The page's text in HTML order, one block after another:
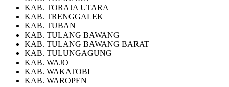
KAB. TORAJA UTARA
KAB. TRENGGALEK
KAB. TUBAN
KAB. TULANG BAWANG
KAB. TULANG BAWANG BARAT
KAB. TULUNGAGUNG
KAB. WAJO
KAB. WAKATOBI
KAB. WAROPEN